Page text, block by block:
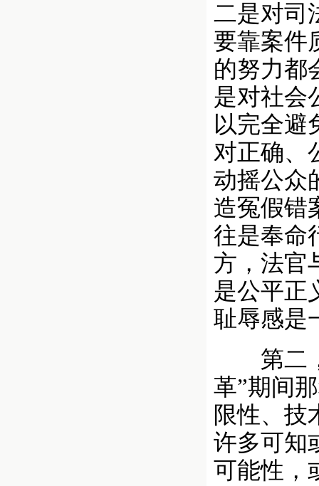
二是对司
要靠案件
的努力都
是对社会
以完全避
对正确、
动摇公众
造冤假错
往是奉命
方，法官
是公平正
耻辱感是
第二，
革”期间
限性、技
许多可知
可能性，